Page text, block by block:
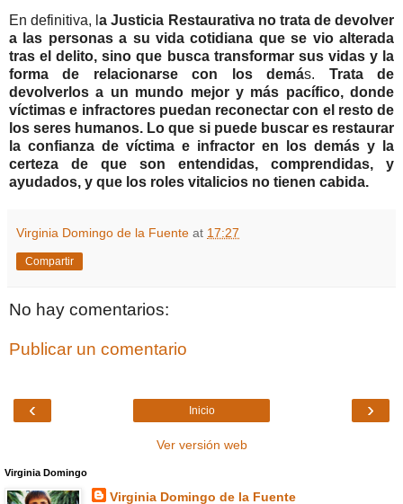
En definitiva, la Justicia Restaurativa no trata de devolver
a las personas a su vida cotidiana que se vio alterada
tras el delito, sino que busca transformar sus vidas y la
forma de relacionarse con los demás. Trata de
devolverlos a un mundo mejor y más pacífico, donde
víctimas e infractores puedan reconectar con el resto de
los seres humanos. Lo que si puede buscar es restaurar
la confianza de víctima e infractor en los demás y la
certeza de que son entendidas, comprendidas, y
ayudados, y que los roles vitalicios no tienen cabida.
Virginia Domingo de la Fuente at 17:27
Compartir
No hay comentarios:
Publicar un comentario
‹ ›
Inicio
Ver versión web
Virginia Domingo
Virginia Domingo de la Fuente